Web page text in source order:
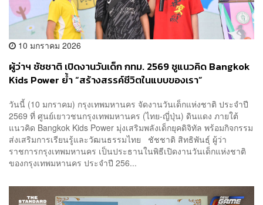
10 มกราคม 2026
ผู้ว่าฯ ชัชชาติ เปิดงานวันเด็ก กทม. 2569 ชูแนวคิด Bangkok
Kids Power ย้ำ “สร้างสรรค์ชีวิตในแบบของเรา”
​วันนี้ (10 มกราคม) กรุงเทพมหานคร จัดงานวันเด็กแห่งชาติ ประจำปี
2569 ที่ ศูนย์เยาวชนกรุงเทพมหานคร (ไทย-ญี่ปุ่น) ดินแดง ภายใต้
แนวคิด Bangkok Kids Power มุ่งเสริมพลังเด็กยุคดิจิทัล พร้อมกิจกรรม
ส่งเสริมการเรียนรู้และวัฒนธรรมไทย ชัชชาติ สิทธิพันธุ์ ผู้ว่า
ราชการกรุงเทพมหานคร เป็นประธานในพิธีเปิดงานวันเด็กแห่งชาติ
ของกรุงเทพมหานคร ประจำปี 256...